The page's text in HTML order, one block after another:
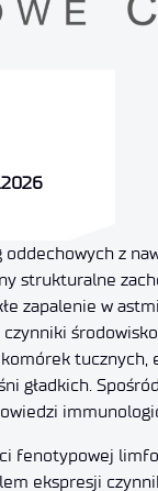
z
strukturalne
zapalenie w
gładkich.
fenotypowej
ekspresji